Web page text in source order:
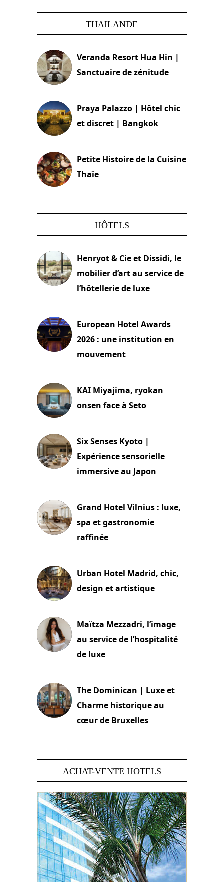
THAILANDE
Veranda Resort Hua Hin |
Sanctuaire de zénitude
Praya Palazzo | Hôtel chic
et discret | Bangkok
Petite Histoire de la Cuisine
Thaïe
HÔTELS
Henryot & Cie et Dissidi, le
mobilier d’art au service de
l’hôtellerie de luxe
European Hotel Awards
2026 : une institution en
mouvement
KAI Miyajima, ryokan
onsen face à Seto
Six Senses Kyoto |
Expérience sensorielle
immersive au Japon
Grand Hotel Vilnius : luxe,
spa et gastronomie
raffinée
Urban Hotel Madrid, chic,
design et artistique
Maïtza Mezzadri, l’image
au service de l’hospitalité
de luxe
The Dominican | Luxe et
Charme historique au
cœur de Bruxelles
ACHAT-VENTE HOTELS